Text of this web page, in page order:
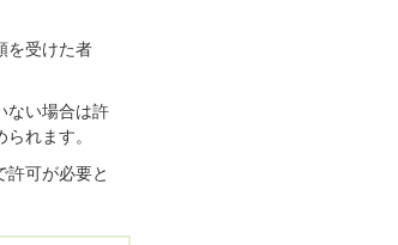
を受けた者
ない場合は許
れます。
可が必要と